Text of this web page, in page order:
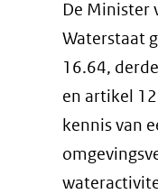
De Minister
Waterstaat
16.64,
en artikel
kennis van